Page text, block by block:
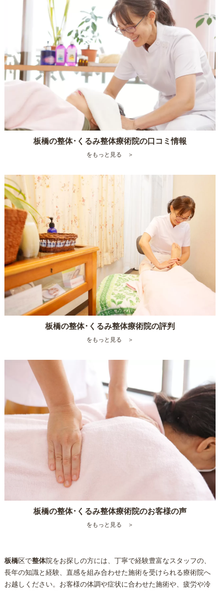
板橋の整体･くるみ整体療術院の口コミ情報
をもっと見る ＞
板橋の整体･くるみ整体療術院の評判
をもっと見る ＞
板橋の整体･くるみ整体療術院のお客様の声
をもっと見る ＞
板橋区で整体院をお探しの方には、丁寧で経験豊富なスタッフの、
長年の知識と経験、直感を組み合わせた施術を受けられる療術院へ
お越しください。お客様の体調や症状に合わせた施術や、疲労や冷